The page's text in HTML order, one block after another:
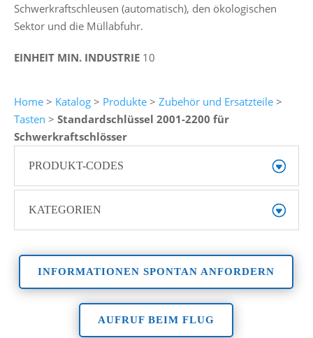
Schwerkraftschleusen (automatisch), den ökologischen
Sektor und die Müllabfuhr.
EINHEIT MIN. INDUSTRIE 10
Home> Katalog> Produkte> Zubehör und Ersatzteile>
Tasten > Standardschlüssel 2001-2200 für
Schwerkraftschlösser
PRODUKT-CODES
KATEGORIEN
INFORMATIONEN SPONTAN ANFORDERN
AUFRUF BEIM FLUG